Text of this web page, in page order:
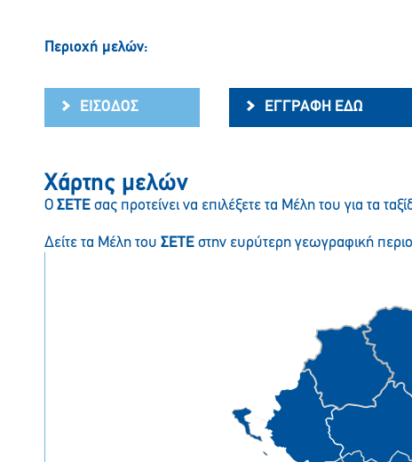
Περιοχή μελών:
ΕΙΣΟΔΟΣ ΕΓΓΡΑΦΗ ΕΔΩ
Χάρτης μελών
Ο ΣΕΤΕ σας προτείνει να επιλέξετε τα Μέλη του για τα
Δείτε τα Μέλη του ΣΕΤΕ στην ευρύτερη γεωγραφική